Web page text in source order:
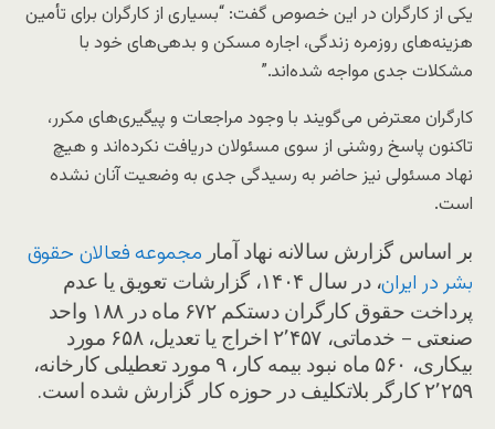
یکی از کارگران در این خصوص گفت: “بسیاری از کارگران برای تأمین
هزینه‌های روزمره زندگی، اجاره مسکن و بدهی‌های خود با
مشکلات جدی مواجه شده‌اند.”
کارگران معترض می‌گویند با وجود مراجعات و پیگیری‌های مکرر،
تاکنون پاسخ روشنی از سوی مسئولان دریافت نکرده‌اند و هیچ
نهاد مسئولی نیز حاضر به رسیدگی جدی به وضعیت آنان نشده
است.
بر اساس گزارش سالانه نهاد آمار مجموعه فعالان حقوق
بشر در ایران
، در سال ۱۴۰۴، گزارشات تعویق یا عدم
پرداخت حقوق کارگران دستکم ۶۷۲ ماه در ۱۸۸ واحد
صنعتی – خدماتی، ۲٬۴۵۷ اخراج یا تعدیل، ۶۵۸ مورد
بیکاری، ۵۶۰ ماه نبود بیمه کار، ۹ مورد تعطیلی کارخانه،
۲٬۲۵۹ کارگر بلاتکلیف در حوزه کار گزارش شده است.